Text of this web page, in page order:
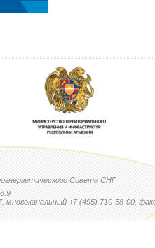
Совета СНГ
многоканальный +7 (495) 710-58-00,